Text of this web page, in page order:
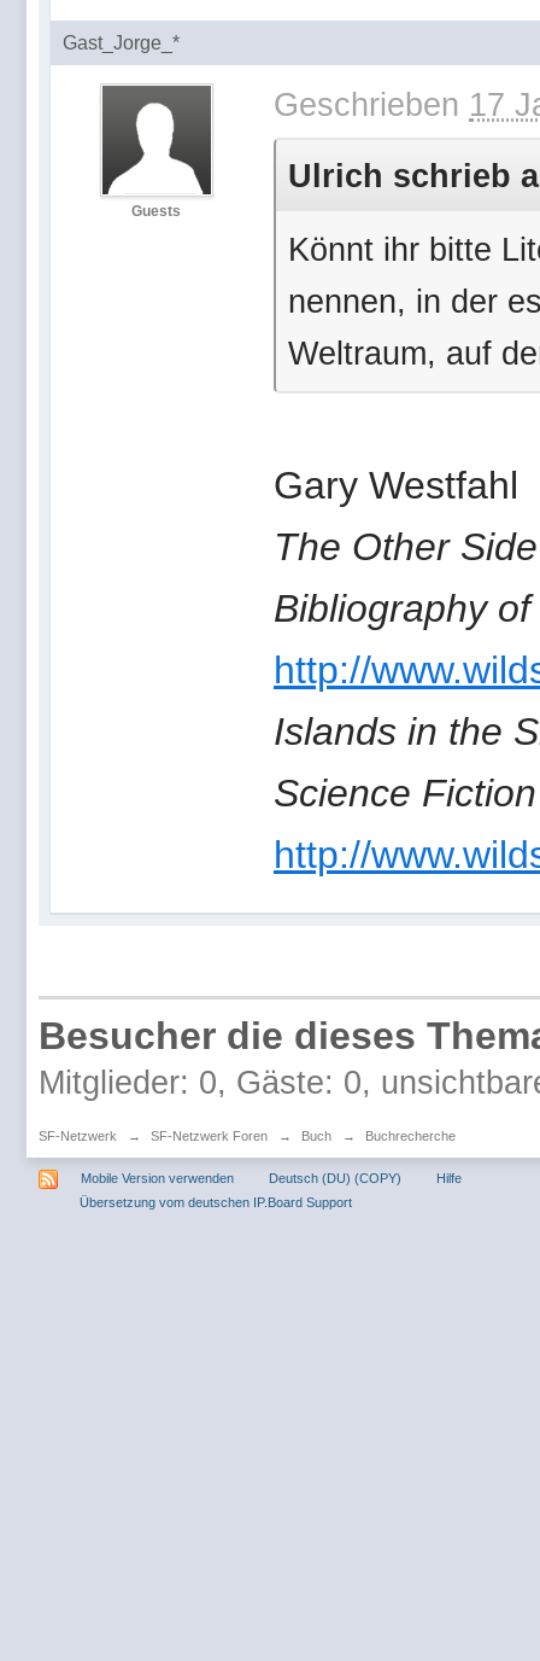
Gast_Jorge_*
Guests
Geschrieben 17
Ulrich schrieb
Könnt ihr bitte
nennen, in der
Weltraum, auf
Gary Westfahl
The Other
Bibliography
http://
Islands in the
Science
http://
Besucher die dieses
Mitglieder: 0, Gäste: 0,
SF-Netzwerk → SF-Netzwerk Foren → Buch → Buchrecherche
Mobile Version verwenden Deutsch (DU) (COPY)
Hilfe
Übersetzung vom deutschen IP.Board Support